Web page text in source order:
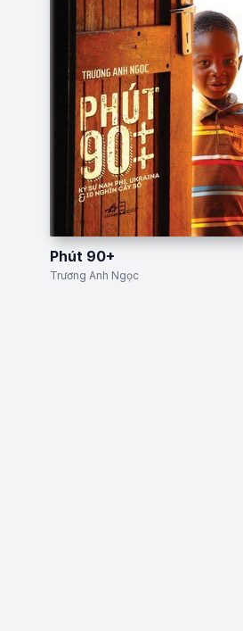
Phút 90+
Trương Anh Ngọc